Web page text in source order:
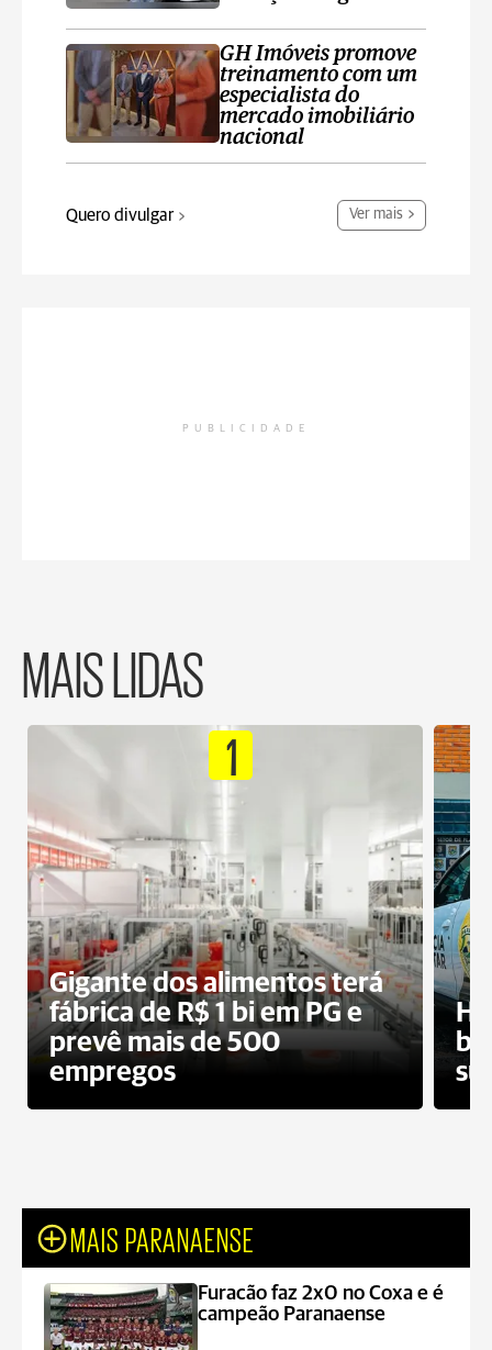
GH Imóveis promove
treinamento com um
especialista do
mercado imobiliário
nacional
Quero divulgar Ver mais
PUBLICIDADE
MAIS LIDAS
1
Gigante dos alimentos terá
fábrica de R$ 1 bi em PG e
prevê mais de 500
empregos
MAIS PARANAENSE
Furacão faz 2x0 no Coxa e é
campeão Paranaense